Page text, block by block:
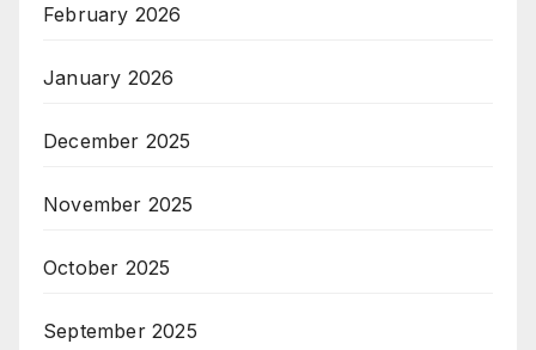
February 2026
January 2026
December 2025
November 2025
October 2025
September 2025